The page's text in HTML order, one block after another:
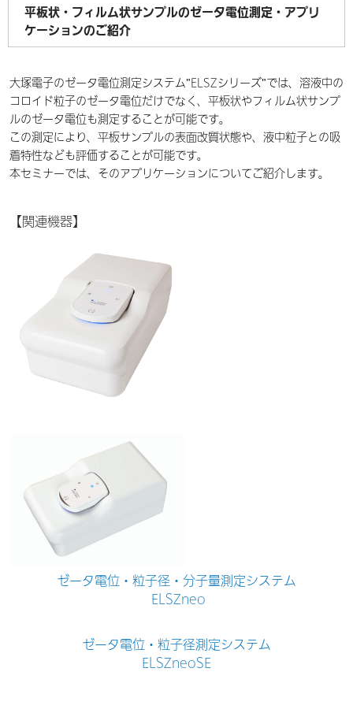
平板状・フィルム状サンプルのゼータ電位測定・アプリ
ケーションのご紹介
大塚電子のゼータ電位測定システム"ELSZシリーズ"では、溶液中の
コロイド粒子のゼータ電位だけでなく、 平板状やフィルム状サンプ
ルのゼータ電位も測定することが可能です。
この測定により、平板サンプルの表面改質状態や、液中粒子との吸
着特性なども評価することが可能です。
本セミナーでは、そのアプリケーションについてご紹介します。
【関連機器】
ゼータ電位・粒子径・分子量測定システム
ELSZneo
ゼータ電位・粒子径測定システム
ELSZneoSE